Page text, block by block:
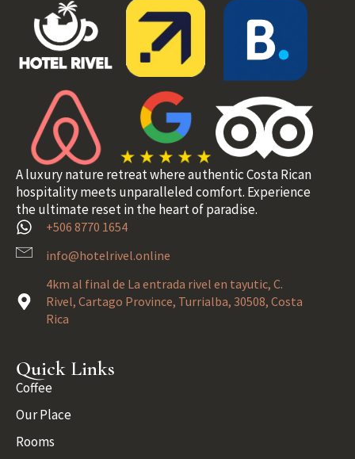
A luxury nature retreat where authentic Costa Rican
hospitality meets unparalleled comfort. Experience
the ultimate reset in the heart of paradise.
+506 8770 1654
info@hotelrivel.online
4km al final de La entrada rivel en tayutic, C.
Rivel, Cartago Province, Turrialba, 30508, Costa
Rica
Quick Links
Coffee
Our Place
Rooms